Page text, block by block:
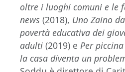
oltre i luoghi comuni e le
news (2018), Uno Zaino
povertà educativa dei
adulti (2019) e Per
la casa diventa un